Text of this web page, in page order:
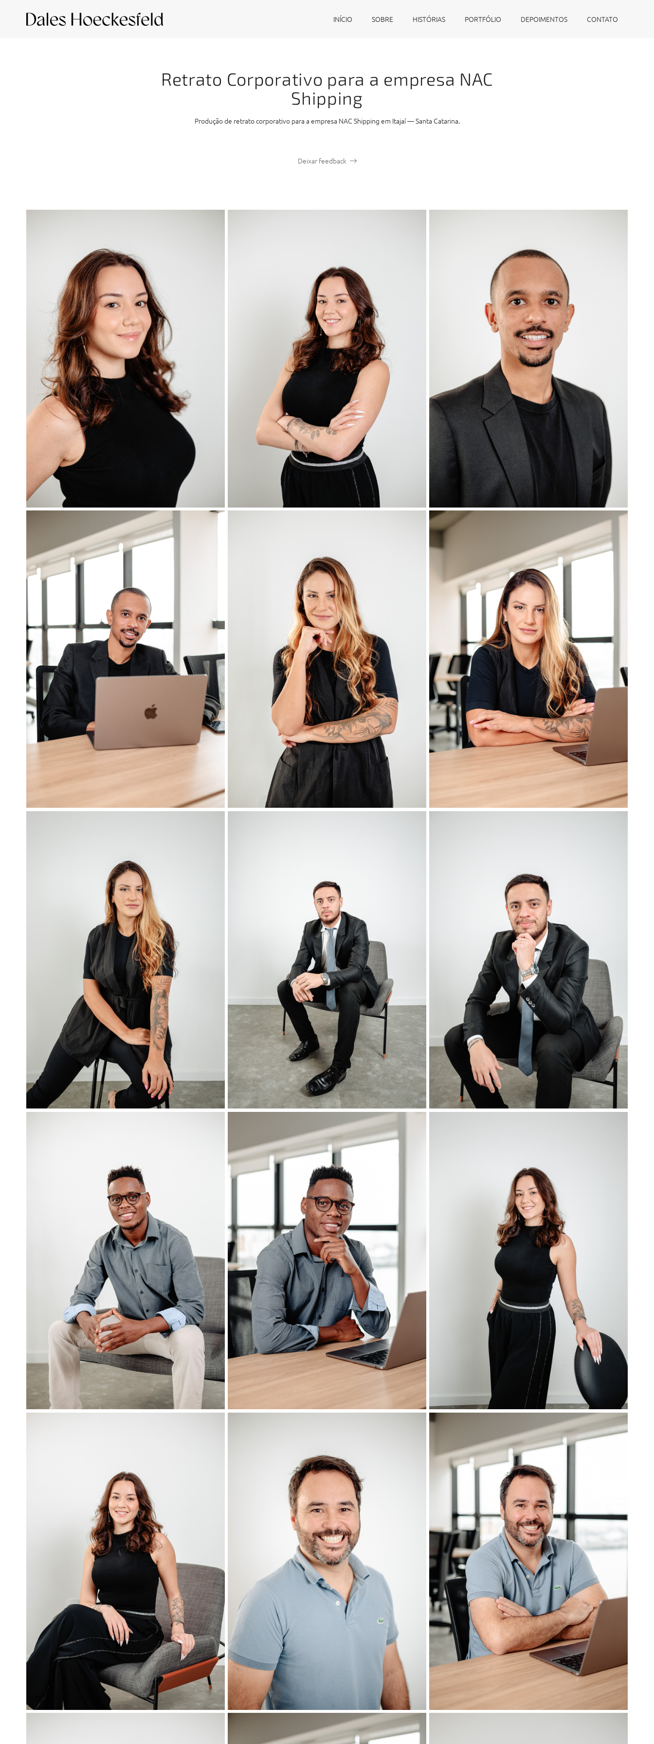
INÍCIO SOBRE HISTÓRIAS PORTFÓLIO DEPOIMENTOS CONTATO
Retrato Corporativo para a empresa NAC
Shipping
Produção de retrato corporativo para a empresa NAC Shipping em Itajaí — Santa Catarina.
Deixar feedback